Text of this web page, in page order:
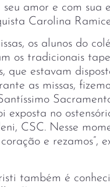
amor e com sua
Carolina
os alunos do
os tradicionais
que estavam
as missas,
exposta no
CSC. Nesse
e rezamos”,
também é